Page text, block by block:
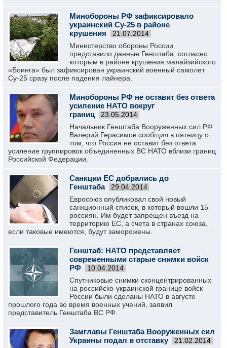
Минобороны РФ зафиксировало
украинский Су-25 в районе
крушения
21.07.2014
Министерство обороны России
представило данные Генштаба, согласно
которым в районе крушения малайзийского
«Боинга» был зафиксирован украинский военный самолет
Су-25 сразу после падения лайнера.
Минобороны РФ не оставит без ответа
усиление НАТО вокруг
границ
23.05.2014
Начальник Генштаба Вооруженных сил РФ
Валерий Герасимов сообщил в пятницу о
том, что Россия не оставит без ответа
усиление группировок объединенных ВС НАТО вблизи границ
Российской Федерации.
Санкции ЕС добрались до
Генштаба
29.04.2014
Евросоюз опубликовал свой новый
санкционный список, в который вошли 15
россиян. Им будет запрещен въезд на
территорию ЕС, а счета в странах союза,
если таковые имеются, будут заморожены.
Генштаб: НАТО представляет
современными старые снимки войск
РФ
10.04.2014
Спутниковые снимки сконцентрированных
на российско-украинской границе войск
России были сделаны НАТО в августе
прошлого года во время военных учений, заявил
представитель Генштаба ВС РФ.
Замглавы Генштаба Вооруженных сил
Украины подал в отставку
21.02.2014